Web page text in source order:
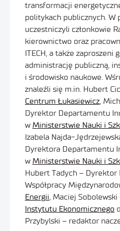
transformacji
politykach publicznych. W
uczestniczyli członkowie
kierownictwo oraz
ITECH, a także zaproszeni
administrację publiczną,
i środowisko naukowe.
znaleźli się m.in. Hubert
Centrum Łukasiewicz,
Dyrektor Departamentu
w Ministerstwie Nauki i
Izabela Najda-
Dyrektora Departamentu
w Ministerstwie Nauki i
Hubert Tadych – Dyrektor
Współpracy
Energii, Maciej
Instytutu Ekonomicznego
Przybylski – redaktor